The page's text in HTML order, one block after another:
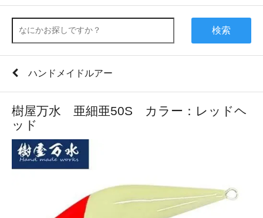
検索
ハンドメイドルアー
樹屋万水 亜細亜50S カラー：レッドヘ
ッド